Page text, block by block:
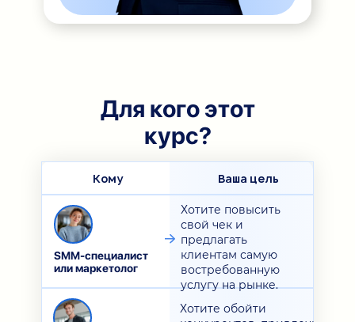
Ваша цель
Кому
Для кого этот
курс?
Хотите обойти
Хотите повысить
свой чек и
предлагать
клиентам самую
востребованную
услугу на рынке.
SMM-специалист
или маркетолог